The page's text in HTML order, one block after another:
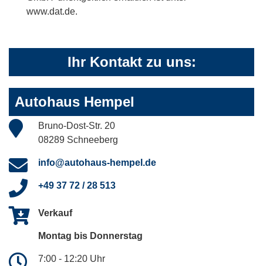
www.dat.de.
Ihr Kontakt zu uns:
Autohaus Hempel
Bruno-Dost-Str. 20
08289 Schneeberg
info@autohaus-hempel.de
+49 37 72 / 28 513
Verkauf
Montag bis Donnerstag
7:00 - 12:20 Uhr